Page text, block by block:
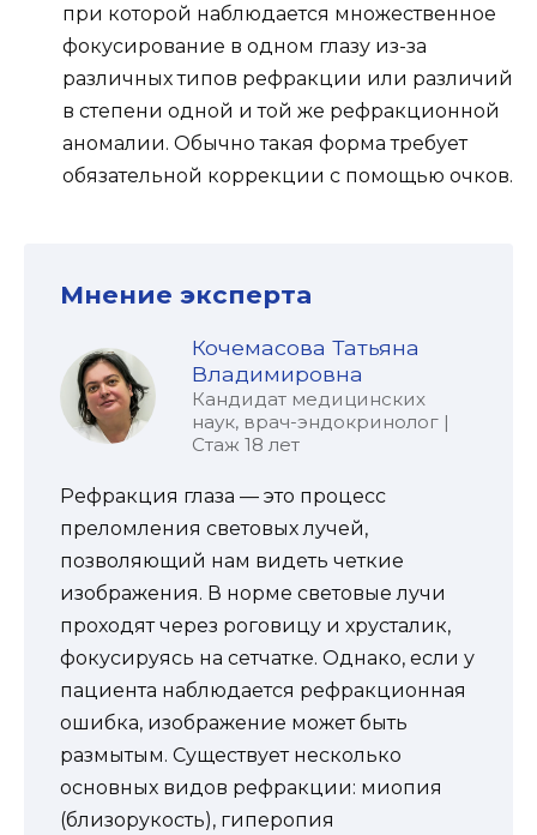
при которой наблюдается множественное
фокусирование в одном глазу из-за
различных типов рефракции или различий
в степени одной и той же рефракционной
аномалии. Обычно такая форма требует
обязательной коррекции с помощью очков.
Мнение эксперта
Кочемасова Татьяна
Владимировна
Кандидат медицинских
наук, врач-эндокринолог |
Стаж 18 лет
Рефракция глаза — это процесс
преломления световых лучей,
позволяющий нам видеть четкие
изображения. В норме световые лучи
проходят через роговицу и хрусталик,
фокусируясь на сетчатке. Однако, если у
пациента наблюдается рефракционная
ошибка, изображение может быть
размытым. Существует несколько
основных видов рефракции: миопия
(близорукость), гиперопия